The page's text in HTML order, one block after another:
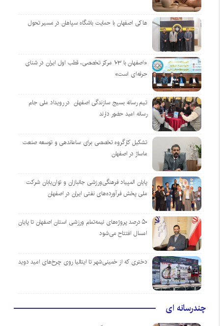
هاکی اصفهان با حمایت باشگاه سپاهان در مسیر تحول
«اصفهان با ۱۰۳ مرکز تخصصی، قطب اول ایران در شنای
حرفه‌ای است»
تیم رسانه بسیج سازندگی اصفهان در رویداد ملی جام
رسانه امید حضور دارند
تشکیل کارگروه تخصصی برای ساماندهی و توسعه صنعت
ماساژ در اصفهان
پایان المپیاد فرهنگی‌ورزشی جانبازان و توان‌یابان شرکت
ملی پخش فرآورده‌های نفتی ایران در اصفهان
۵۰ درصد پروژه‌های نیمه‌تمام ورزشی استان اصفهان تا پایان
امسال افتتاح می‌شود
دختری که از خمینی‌شهر تا ایتالیا روی چرخ‌های امید دوید
چندرسانه ای